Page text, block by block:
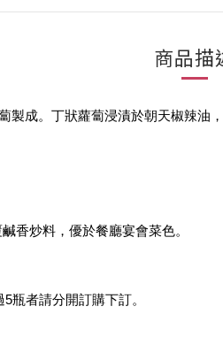
商品描
成。丁狀蘿蔔浸漬於朝天椒辣油
香炒料，優於餐廳宴會菜色。
瓶者請分開訂購下訂。